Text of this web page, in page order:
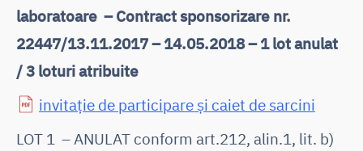
laboratoare – Contract sponsorizare nr.
22447/13.11.2017 – 14.05.2018 – 1 lot anulat
/ 3 loturi atribuite
invitație de participare și caiet de sarcini
LOT 1 – ANULAT conform art.212, alin.1, lit. b)